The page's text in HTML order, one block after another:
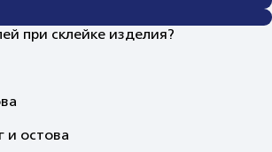
при склейке изделия?
и остова